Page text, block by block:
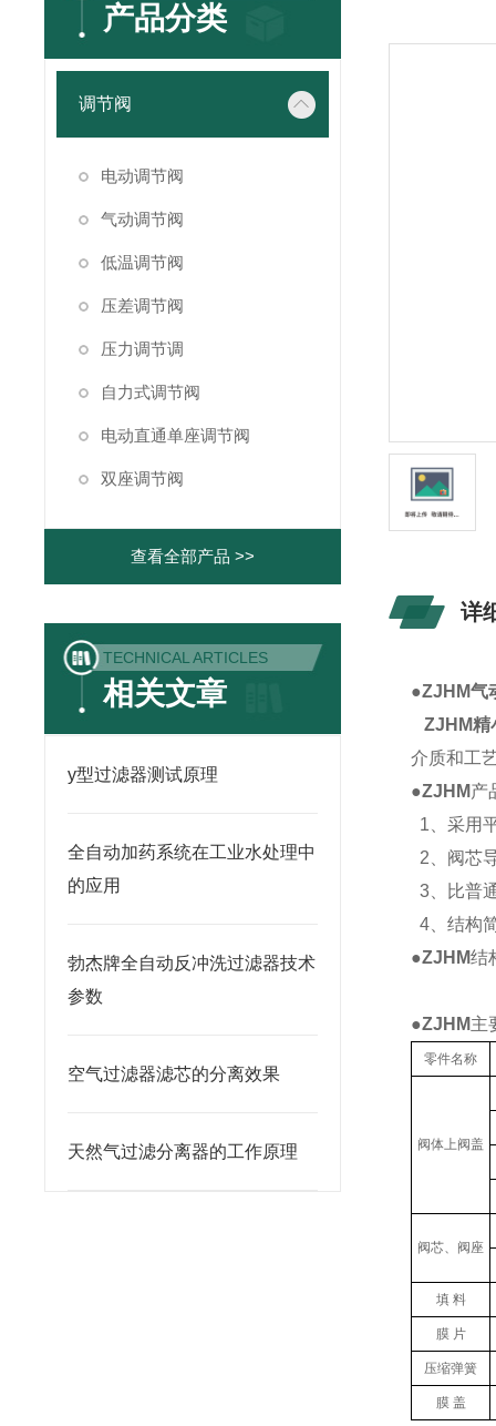
产品分类
调节阀
电动调节阀
气动调节阀
低温调节阀
压差调节阀
压力调节调
自力式调节阀
电动直通单座调节阀
双座调节阀
查看全部产品 >>
TECHNICAL ARTICLES
相关文章
y型过滤器测试原理
全自动加药系统在工业水处理中
的应用
勃杰牌全自动反冲洗过滤器技术
参数
空气过滤器滤芯的分离效果
天然气过滤分离器的工作原理
详
●ZJHM气
ZJHM精
介质和工
●ZJHM产
1、采用
2、阀芯
3、比普
4、结构
●ZJHM结
●ZJHM主
零件名称
阀体上阀盖
阀芯、阀座
填 料
膜 片
压缩弹簧
膜 盖